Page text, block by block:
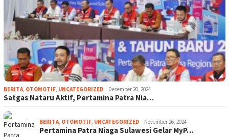
BERITA OTOMOTIF UNCATEGORIZED Desember 20, 2024
Satgas Nataru Aktif, Pertamina Patra Nia…
BERITA OTOMOTIF UNCATEGORIZED November 26, 2024
Pertamina Patra Niaga Sulawesi Gelar MyP…